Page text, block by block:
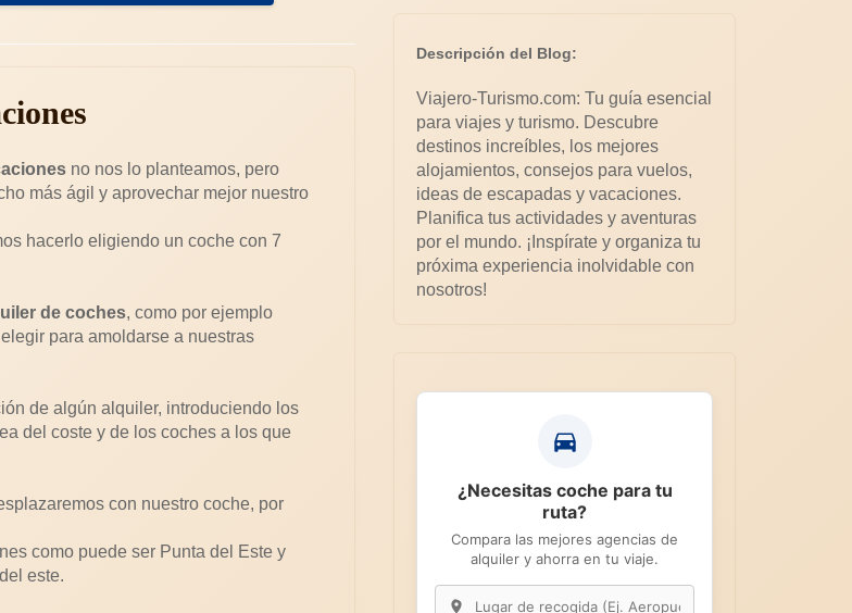
no nos lo planteamos, pero
más ágil y aprovechar mejor nuestro
hacerlo eligiendo un coche con 7
de coches, como por ejemplo
para amoldarse a nuestras
de algún alquiler, introduciendo los
del coste y de los coches a los que
con nuestro coche, por
como puede ser Punta del Este y
este.
Descripción del Blog:
Viajero-Turismo.com: Tu guía esencial
para viajes y turismo. Descubre
destinos increíbles, los mejores
alojamientos, consejos para vuelos,
ideas de escapadas y vacaciones.
Planifica tus actividades y aventuras
por el mundo. ¡Inspírate y organiza tu
próxima experiencia inolvidable con
nosotros!
¿Necesitas coche para tu
ruta?
Compara las mejores agencias de
alquiler y ahorra en tu viaje.